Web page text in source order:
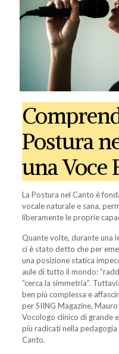
Postura
una Voce
La Postura nel Canto è
vocale naturale e sana,
liberamente le proprie
Quante volte, durante una
ci è stato detto che per
una posizione statica
aule di tutto il mondo:
“cerca la simmetria”.
ben più complessa e
per SIING Magazine,
Vocologo clinico di grande
più radicati nella
Canto.